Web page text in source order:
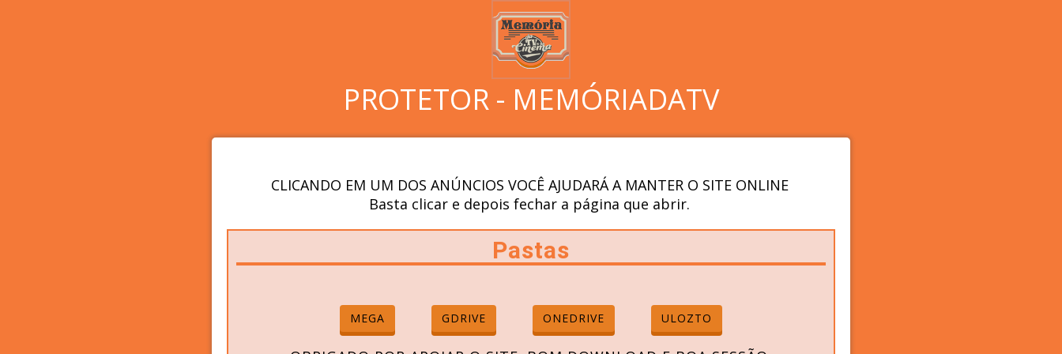
PROTETOR - MEMÓRIADATV
CLICANDO EM UM DOS ANÚNCIOS VOCÊ AJUDARÁ A MANTER O SITE ONLINE
Basta clicar e depois fechar a página que abrir.
Pastas
MEGA GDRIVE ONEDRIVE ULOZTO